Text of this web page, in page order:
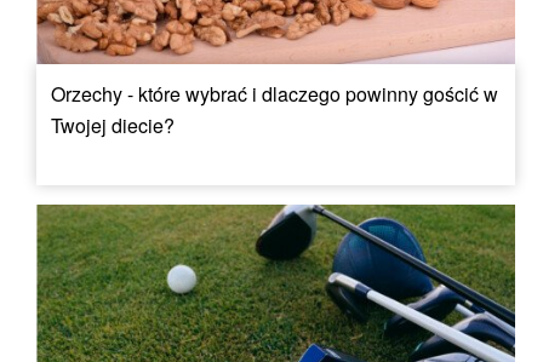
Orzechy - które wybrać i dlaczego powinny gościć w
Twojej diecie?